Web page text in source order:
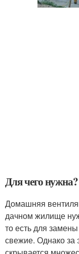
Для чего нужна?
Домашняя
дачном жилище
то есть для
свежие. Однако за